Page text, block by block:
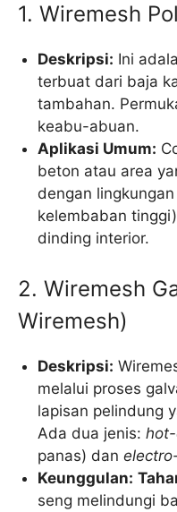
1. Wiremesh
Deskripsi: Ini
terbuat dari baja
tambahan.
keabu-abuan.
Aplikasi Umum:
beton atau area
dengan
kelembaban
dinding interior.
2. Wiremesh
Wiremesh)
Deskripsi:
melalui proses
lapisan pelindung
Ada dua jenis:
panas) dan
Keunggulan:
seng melindungi